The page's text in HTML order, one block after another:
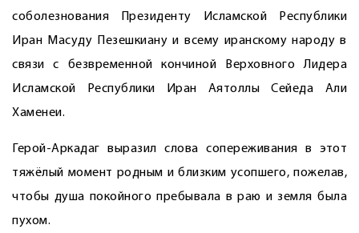
соболезнования Президенту Исламской Республики
Иран Масуду Пезешкиану и всему иранскому народу в
связи с безвременной кончиной Верховного Лидера
Исламской Республики Иран Аятоллы Сейеда Али
Хаменеи.
Герой-Аркадаг выразил слова сопереживания в этот
тяжёлый момент родным и близким усопшего, пожелав,
чтобы душа покойного пребывала в раю и земля была
пухом.